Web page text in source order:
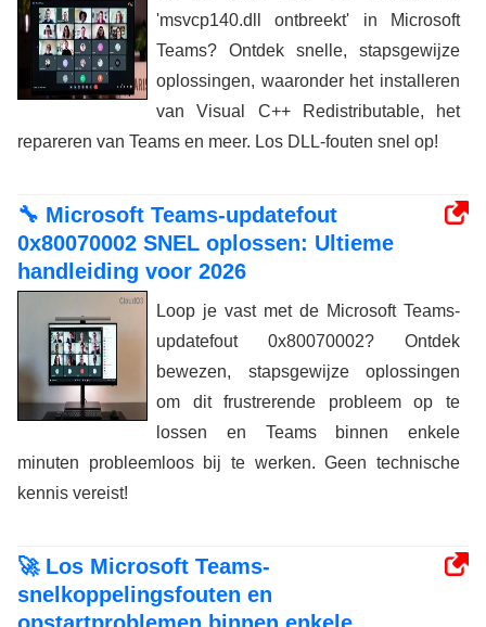
'msvcp140.dll ontbreekt' in Microsoft
Teams? Ontdek snelle, stapsgewijze
oplossingen, waaronder het installeren
van Visual C++ Redistributable, het
repareren van Teams en meer. Los DLL-fouten snel op!
🔧 Microsoft Teams-updatefout
0x80070002 SNEL oplossen: Ultieme
handleiding voor 2026
Loop je vast met de Microsoft Teams-
updatefout 0x80070002? Ontdek
bewezen, stapsgewijze oplossingen
om dit frustrerende probleem op te
lossen en Teams binnen enkele
minuten probleemloos bij te werken. Geen technische
kennis vereist!
🚀 Los Microsoft Teams-
snelkoppelingsfouten en